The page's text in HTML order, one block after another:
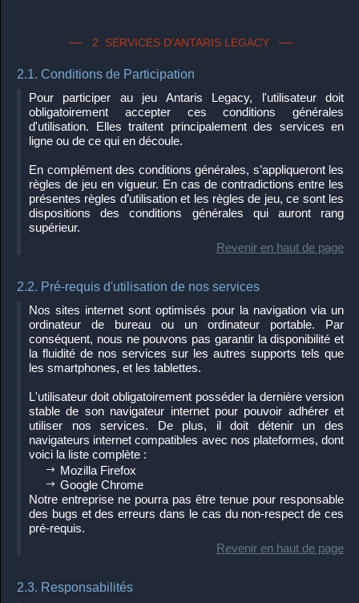
2. SERVICES D'ANTARIS LEGACY
2.1. Conditions de Participation
Pour participer au jeu Antaris Legacy, l'utilisateur doit
obligatoirement accepter ces conditions générales
d'utilisation. Elles traitent principalement des services en
ligne ou de ce qui en découle.
En complément des conditions générales, s’appliqueront les
règles de jeu en vigueur. En cas de contradictions entre les
présentes règles d’utilisation et les règles de jeu, ce sont les
dispositions des conditions générales qui auront rang
supérieur.
Revenir en haut de page
2.2. Pré-requis d'utilisation de nos services
Nos sites internet sont optimisés pour la navigation via un
ordinateur de bureau ou un ordinateur portable. Par
conséquent, nous ne pouvons pas garantir la disponibilité et
la fluidité de nos services sur les autres supports tels que
les smartphones, et les tablettes.
L'utilisateur doit obligatoirement posséder la dernière version
stable de son navigateur internet pour pouvoir adhérer et
utiliser nos services. De plus, il doit détenir un des
navigateurs internet compatibles avec nos plateformes, dont
voici la liste complète :
Mozilla Firefox
Google Chrome
Notre entreprise ne pourra pas être tenue pour responsable
des bugs et des erreurs dans le cas du non-respect de ces
pré-requis.
Revenir en haut de page
2.3. Responsabilités